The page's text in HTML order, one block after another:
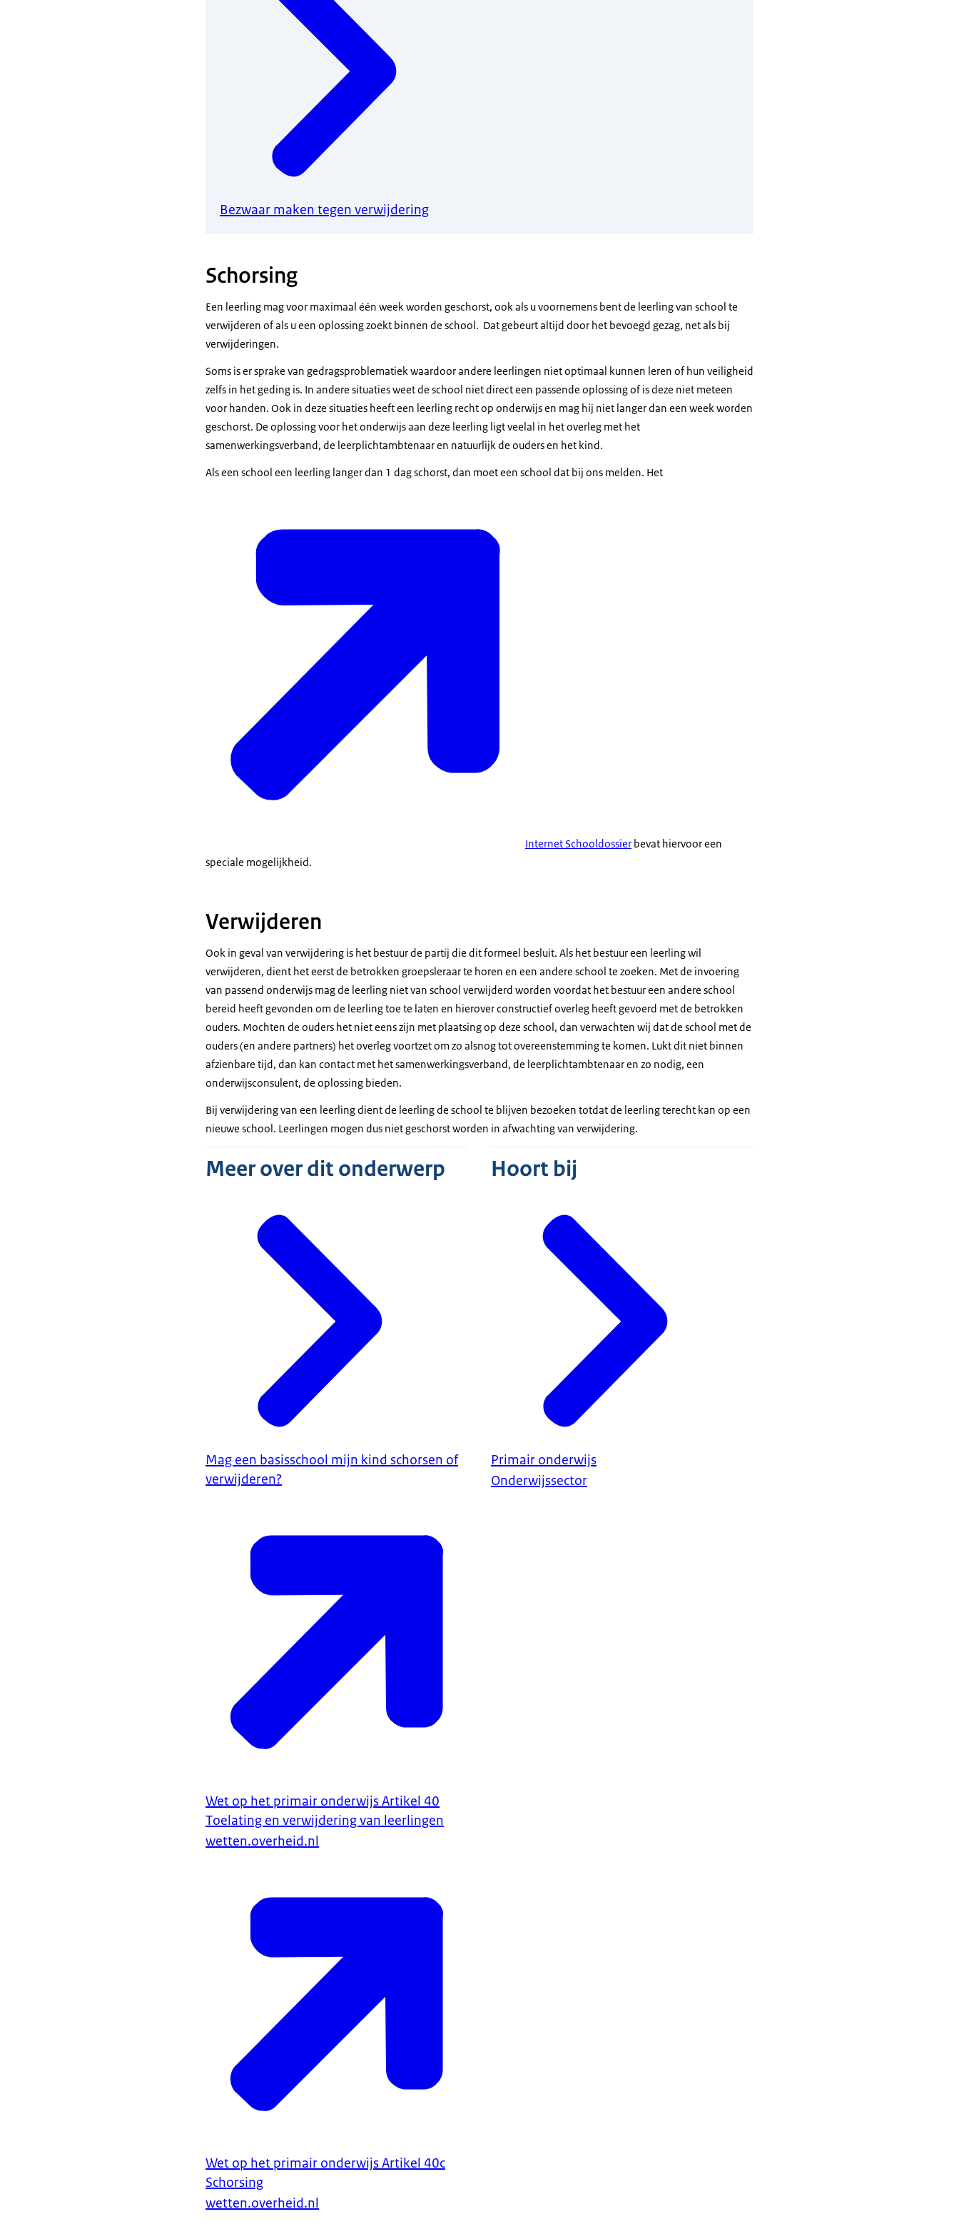
Bezwaar maken tegen verwijdering
Schorsing
Een leerling mag voor maximaal één week worden geschorst, ook als u voornemens bent de leerling van school te
verwijderen of als u een oplossing zoekt binnen de school. Dat gebeurt altijd door het bevoegd gezag, net als bij
verwijderingen.
Soms is er sprake van gedragsproblematiek waardoor andere leerlingen niet optimaal kunnen leren of hun veiligheid
zelfs in het geding is. In andere situaties weet de school niet direct een passende oplossing of is deze niet meteen
voor handen. Ook in deze situaties heeft een leerling recht op onderwijs en mag hij niet langer dan een week worden
geschorst. De oplossing voor het onderwijs aan deze leerling ligt veelal in het overleg met het
samenwerkingsverband, de leerplichtambtenaar en natuurlijk de ouders en het kind.
Als een school een leerling langer dan 1 dag schorst, dan moet een school dat bij ons melden. Het
Internet Schooldossier bevat hiervoor een
speciale mogelijkheid.
Verwijderen
Ook in geval van verwijdering is het bestuur de partij die dit formeel besluit. Als het bestuur een leerling wil
verwijderen, dient het eerst de betrokken groepsleraar te horen en een andere school te zoeken. Met de invoering
van passend onderwijs mag de leerling niet van school verwijderd worden voordat het bestuur een andere school
bereid heeft gevonden om de leerling toe te laten en hierover constructief overleg heeft gevoerd met de betrokken
ouders. Mochten de ouders het niet eens zijn met plaatsing op deze school, dan verwachten wij dat de school met de
ouders (en andere partners) het overleg voortzet om zo alsnog tot overeenstemming te komen. Lukt dit niet binnen
afzienbare tijd, dan kan contact met het samenwerkingsverband, de leerplichtambtenaar en zo nodig, een
onderwijsconsulent, de oplossing bieden.
Bij verwijdering van een leerling dient de leerling de school te blijven bezoeken totdat de leerling terecht kan op een
nieuwe school. Leerlingen mogen dus niet geschorst worden in afwachting van verwijdering.
Meer over dit onderwerp
Mag een basisschool mijn kind schorsen of
verwijderen?
Wet op het primair onderwijs Artikel 40
Toelating en verwijdering van leerlingen
wetten.overheid.nl
Wet op het primair onderwijs Artikel 40c
Schorsing
wetten.overheid.nl
Hoort bij
Primair onderwijs
Onderwijssector